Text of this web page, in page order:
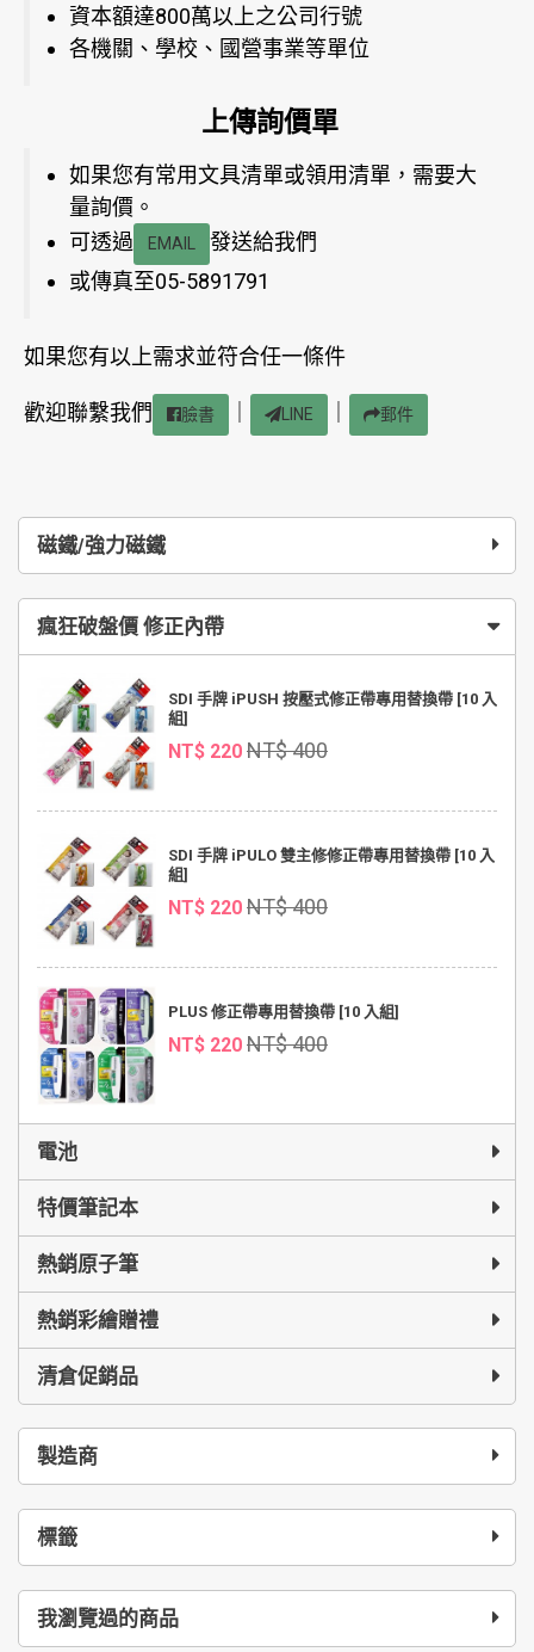
磁鐵/強力磁鐵
瘋狂破盤價 修正內帶
SDI 手牌 iPUSH 按壓式修正帶專用替換帶 [10 入
組]
NT$ 220 NT$ 400
SDI 手牌 iPULO 雙主修修正帶專用替換帶 [10 入
組]
NT$ 220 NT$ 400
PLUS 修正帶專用替換帶 [10 入組]
NT$ 220 NT$ 400
電池
特價筆記本
熱銷原子筆
熱銷彩繪贈禮
清倉促銷品
製造商
標籤
我瀏覽過的商品
資本額達800萬以上之公司行號
各機關、學校、國營事業等單位
上傳詢價單
如果您有常用文具清單或領用清單，需要大
量詢價。
可透過
EMAIL
發送給我們
或傳真至05-5891791
如果您有以上需求並符合任一條件
歡迎聯繫我們 臉書 LINE 郵件